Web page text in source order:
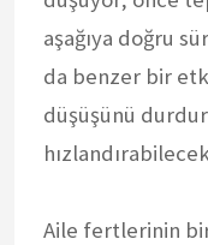
aşağıya doğru
da benzer bir
düşüşünü
Aile fertlerinin